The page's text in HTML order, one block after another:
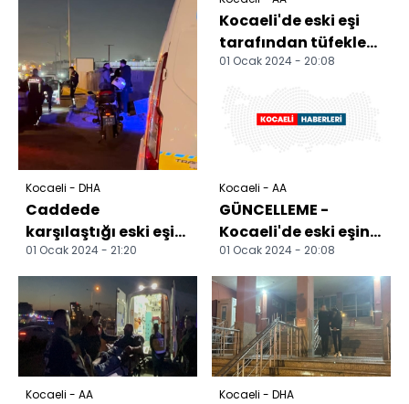
Kocaeli - DHA
Caddede
karşılaştığı eski eşi
ve engellemeye
çalışan arkadaşını
pompalı ile...
01 Ocak 2024 - 21:20
Kocaeli'de eski eşi
tarafından tüfekle
vurulan kadın öldü
01 Ocak 2024 - 20:08
Kocaeli - AA
GÜNCELLEME -
Kocaeli'de eski eşini
tüfekle öldüren,
arkadaşını da
yaralayan...
01 Ocak 2024 - 20:08
Kocaeli - AA Kocaeli - DHA